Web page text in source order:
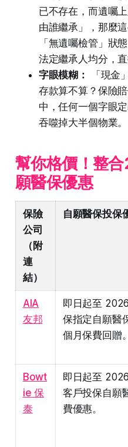
已不存在，而遺囑
由誰繼承」，那麼
「無遺囑檢管」狀
法定繼承人均分，
字眼模糊：
「現金
存款算不算？保險
中，任何一個字眼
吞噬掉大半個物業。
幫你格價！整
願醫保優惠
保險
公司
（附
連
結）
自願醫保投保
AIA
友邦
即日起至
保指定自願醫
個月保費回贈。
Bowt
ie 保
泰
即日起至
客戶投保自願
費優惠。